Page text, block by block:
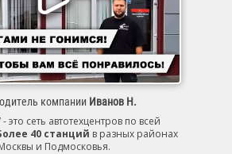
компании Иванов Н.
это сеть автотехцентров по всей
40 станций в разных районах
и Подмосковья.